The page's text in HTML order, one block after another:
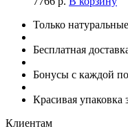
Только
Бесплатная
Бонусы с каждой
Красивая упаковка
Клиентам